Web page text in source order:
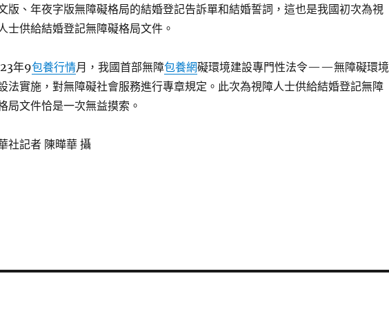
版、年夜字版無障礙格局的結婚登記告訴單和結婚誓詞，這也是我國初次為視
士供給結婚登記無障礙格局文件。
年9包養行情月，我國首部無障包養網礙環境建設專門性法令——無障礙環境
法實施，對無障礙社會服務進行專章規定。此次為視障人士供給結婚登記無障
局文件恰是一次無益摸索。
社記者 陳曄華 攝